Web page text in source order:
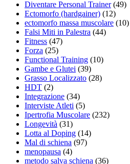
Diventare Personal Trainer(49)
Ectomorfo (hardgainer) (12)
ectomorfo massa muscolare (10)
Falsi Miti in Palestra (44)
Fitness (47)
Forza (25)
Functional Training (10)
Gambe e Glutei (39)
Grasso Localizzato (28)
HDT (2)
Integrazione (34)
Interviste Atleti (5)
Ipertrofia Muscolare (232)
Longevità (31)
Lotta al Doping (14)
Mal di schiena (97)
menopausa (4)
metodo salva schiena (36)